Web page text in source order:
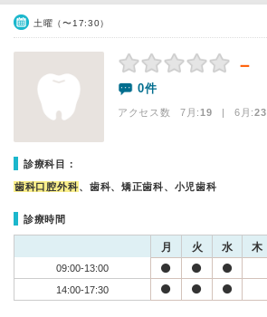
土曜（〜17:30）
－
0件
アクセス数 7月:19 | 6月:23
診療科目：
歯科口腔外科、歯科、矯正歯科、小児歯科
診療時間
月 火 水 木
09:00-13:00
14:00-17:30